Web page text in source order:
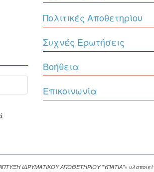
Πολιτικές Αποθετηρίου
Συχνές Ερωτήσεις
Βοήθεια
Επικοινωνία
ΙΔΡΥΜΑΤΙΚΟΥ ΑΠΟΘΕΤΗΡΙΟΥ "ΥΠΑΤΙΑ"»